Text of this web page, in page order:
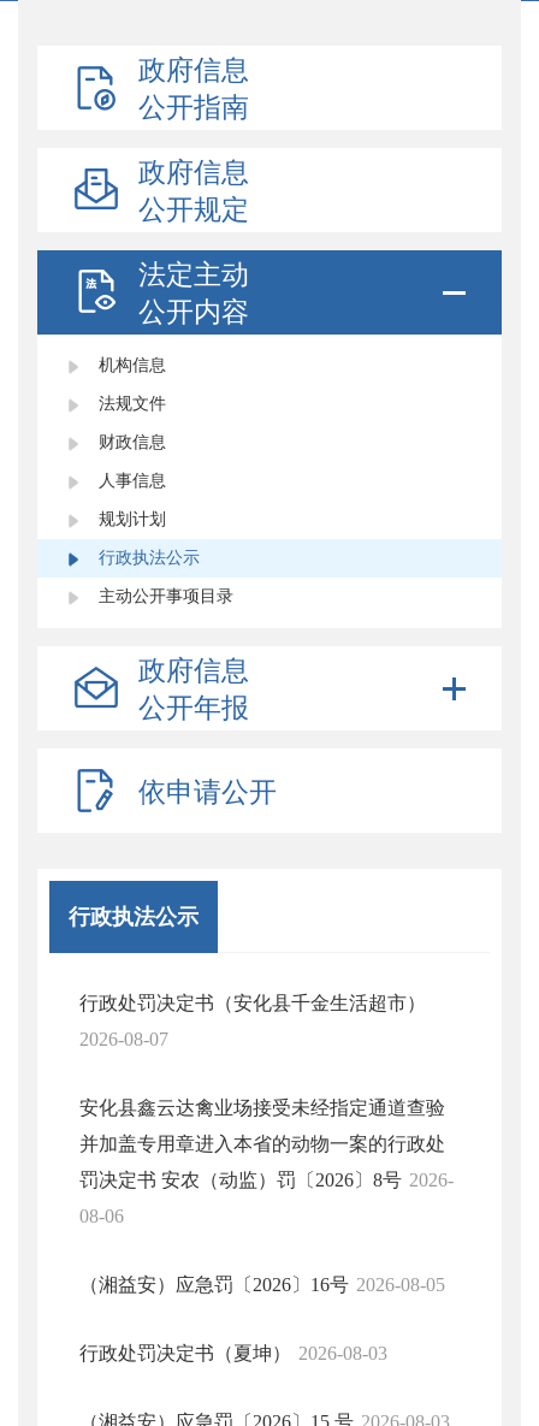
政府信息
公开指南
政府信息
公开规定
法定主动
公开内容
机构信息
法规文件
财政信息
人事信息
规划计划
行政执法公示
主动公开事项目录
政府信息
公开年报
依申请公开
行政执法公示
行政处罚决定书（安化县千金生活超市）
2026-08-07
安化县鑫云达禽业场接受未经指定通道查验
并加盖专用章进入本省的动物一案的行政处
罚决定书 安农（动监）罚〔2026〕8号 2026-
08-06
（湘益安）应急罚〔2026〕16号 2026-08-05
行政处罚决定书（夏坤） 2026-08-03
（湘益安）应急罚〔2026〕15 号 2026-08-03